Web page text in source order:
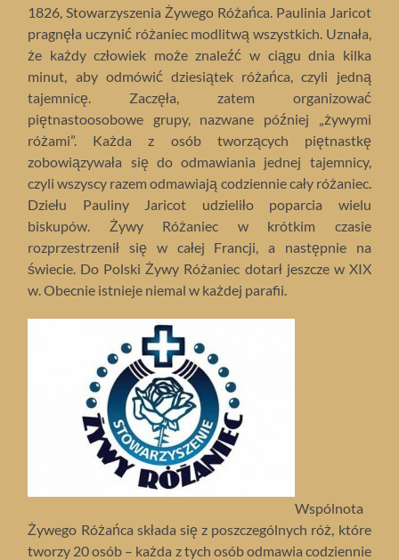
1826, Stowarzyszenia Żywego Różańca. Paulinia Jaricot
pragnęła uczynić różaniec modlitwą wszystkich. Uznała,
że każdy człowiek może znaleźć w ciągu dnia kilka
minut, aby odmówić dziesiątek różańca, czyli jedną
tajemnicę. Zaczęła, zatem organizować
piętnastoosobowe grupy, nazwane później „żywymi
różami”. Każda z osób tworzących piętnastkę
zobowiązywała się do odmawiania jednej tajemnicy,
czyli wszyscy razem odmawiają codziennie cały różaniec.
Dziełu Pauliny Jaricot udzieliło poparcia wielu
biskupów. Żywy Różaniec w krótkim czasie
rozprzestrzenił się w całej Francji, a następnie na
świecie. Do Polski Żywy Różaniec dotarł jeszcze w XIX
w. Obecnie istnieje niemal w każdej parafii.
Wspólnota
Żywego Różańca składa się z poszczególnych róż, które
tworzy 20 osób – każda z tych osób odmawia codziennie